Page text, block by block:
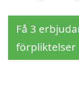
Få 3
förpliktelser